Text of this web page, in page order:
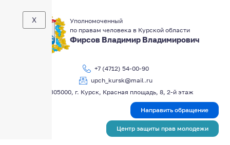
Уполномоченный
по правам человека в Курской области
Фирсов Владимир Владимирович
+7 (4712) 54-00-90
upch_kursk@mail.ru
305000, г. Курск, Красная площадь, 8, 2-й этаж
X
Направить обращение
Центр защиты прав молодежи